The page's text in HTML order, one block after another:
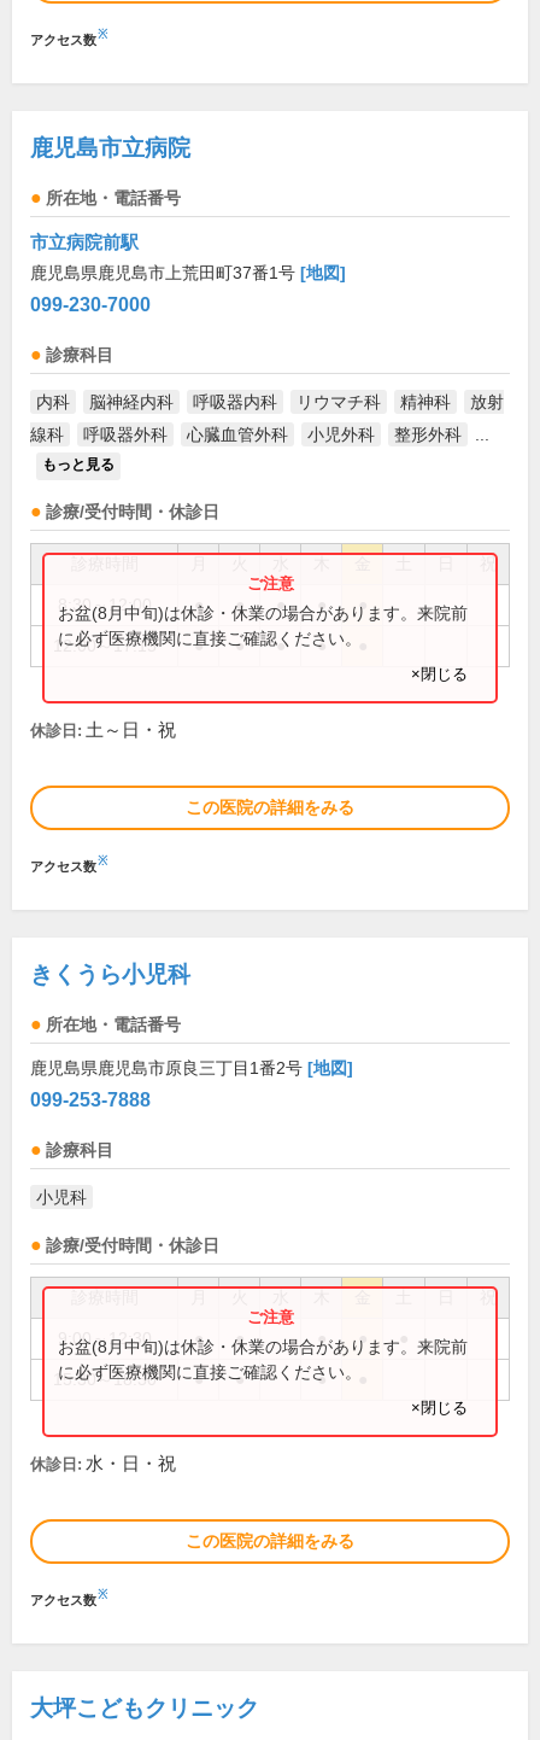
アクセス数※
鹿児島市立病院
所在地・電話番号
市立病院前駅
鹿児島県鹿児島市上荒田町37番1号 [地図]
099-230-7000
診療科目
内科 脳神経内科 呼吸器内科 リウマチ科 精神科
放射
線科
呼吸器外科 心臓血管外科 小児外科 整形外科
もっと見る
診療/受付時間・休診日
祝
8:30～12:00 ● ● ● ● ●
12:00～17:15 ● ● ● ●
お盆(8月中旬)は休診・休業の場合があります。来院前
に必ず医療機関に直接ご確認ください。
×閉じる
休診日: 土～日・祝
この医院の詳細をみる
アクセス数※
きくうら小児科
所在地・電話番号
鹿児島県鹿児島市原良三丁目1番2号 [地図]
099-253-7888
診療科目
小児科
診療/受付時間・休診日
祝
9:00～12:30 ● ● ● ●
15:30～18:30 ● ● ●
お盆(8月中旬)は休診・休業の場合があります。来院前
に必ず医療機関に直接ご確認ください。
×閉じる
休診日: 水・日・祝
この医院の詳細をみる
アクセス数※
大坪こどもクリニック